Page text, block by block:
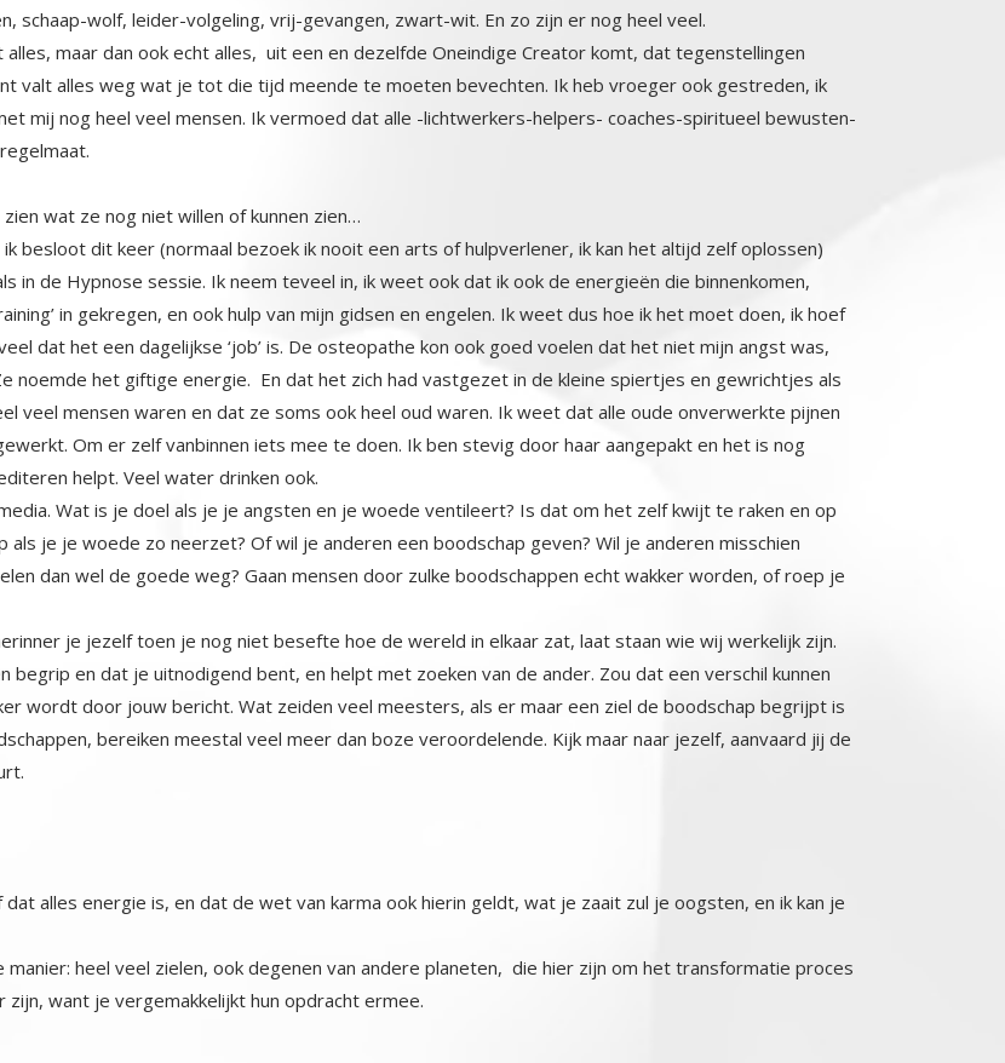
schaap-wolf, leider-volgeling, vrij-gevangen, zwart-wit. En zo zijn er nog heel veel.
maar dan ook echt alles, uit een en dezelfde Oneindige Creator komt, dat tegenstellingen
valt alles weg wat je tot die tijd meende te moeten bevechten. Ik heb vroeger ook gestreden, ik
nog heel veel mensen. Ik vermoed dat alle -lichtwerkers-helpers- coaches-spiritueel bewusten-
wat ze nog niet willen of kunnen zien…
besloot dit keer (normaal bezoek ik nooit een arts of hulpverlener, ik kan het altijd zelf oplossen)
in de Hypnose sessie. Ik neem teveel in, ik weet ook dat ik ook de energieën die binnenkomen,
in gekregen, en ook hulp van mijn gidsen en engelen. Ik weet dus hoe ik het moet doen, ik hoef
dat het een dagelijkse ‘job’ is. De osteopathe kon ook goed voelen dat het niet mijn angst was,
noemde het giftige energie. En dat het zich had vastgezet in de kleine spiertjes en gewrichtjes als
mensen waren en dat ze soms ook heel oud waren. Ik weet dat alle oude onverwerkte pijnen
Om er zelf vanbinnen iets mee te doen. Ik ben stevig door haar aangepakt en het is nog
helpt. Veel water drinken ook.
Wat is je doel als je je angsten en je woede ventileert? Is dat om het zelf kwijt te raken en op
als je je woede zo neerzet? Of wil je anderen een boodschap geven? Wil je anderen misschien
dan wel de goede weg? Gaan mensen door zulke boodschappen echt wakker worden, of roep je
je jezelf toen je nog niet besefte hoe de wereld in elkaar zat, laat staan wie wij werkelijk zijn.
en dat je uitnodigend bent, en helpt met zoeken van de ander. Zou dat een verschil kunnen
wordt door jouw bericht. Wat zeiden veel meesters, als er maar een ziel de boodschap begrijpt is
bereiken meestal veel meer dan boze veroordelende. Kijk maar naar jezelf, aanvaard jij de
alles energie is, en dat de wet van karma ook hierin geldt, wat je zaait zul je oogsten, en ik kan je
heel veel zielen, ook degenen van andere planeten, die hier zijn om het transformatie proces
want je vergemakkelijkt hun opdracht ermee.